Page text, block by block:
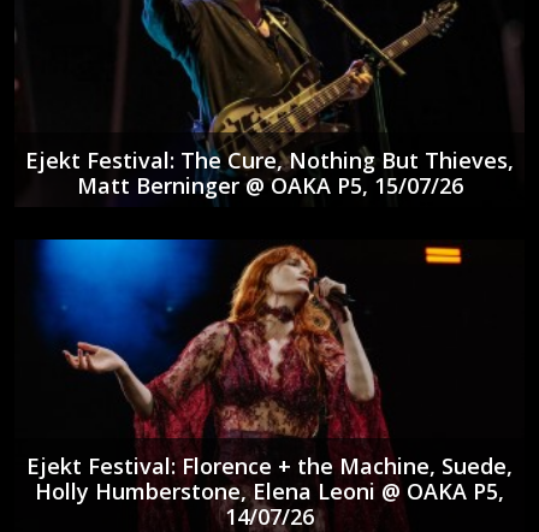
Ejekt Festival: The Cure, Nothing But Thieves,
Matt Berninger @ ΟΑΚΑ P5, 15/07/26
Ejekt Festival: Florence + the Machine, Suede,
Holly Humberstone, Elena Leoni @ ΟΑΚΑ P5,
14/07/26